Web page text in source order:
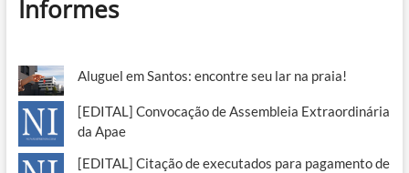
Informes
Aluguel em Santos: encontre seu lar na praia!
[EDITAL] Convocação de Assembleia Extraordinária
da Apae
[EDITAL] Citação de executados para pagamento de